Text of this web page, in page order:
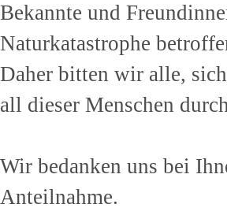
Bekannte und
Naturkatastrophe
Daher bitten wir alle,
all dieser Menschen
Wir bedanken uns bei
Anteilnahme.